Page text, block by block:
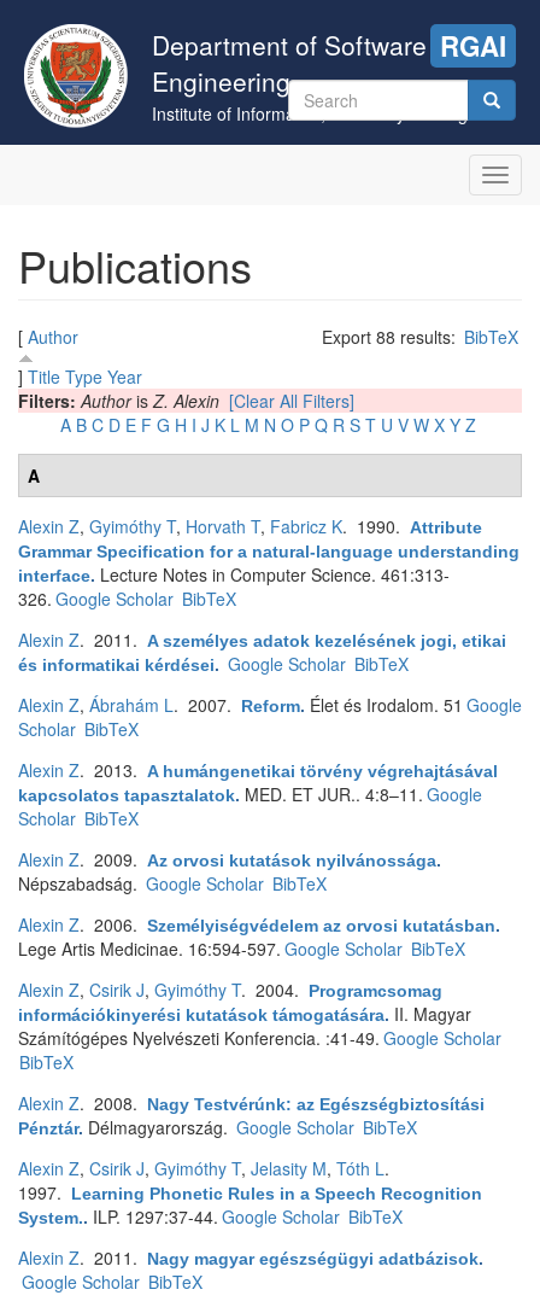
main
content
Department of Software
Engineering
Institute of Informatics, University of Szeged
RGAI
Search
form
Publications
Export 88 results: BibTeX
[ Author
] Title Type Year
Filters:AuthorisZ. Alexin [Clear All Filters]
A B C D E F G H I J K L M N O P Q R S T U V W X Y Z
A
Alexin Z, Gyimóthy T, Horvath T, Fabricz K. 1990. Attribute
Grammar Specification for a natural-language understanding
interface. Lecture Notes in Computer Science. 461:313-
326. Google Scholar BibTeX
Alexin Z. 2011. A személyes adatok kezelésének jogi, etikai
és informatikai kérdései. Google Scholar BibTeX
Alexin Z, Ábrahám L. 2007. Reform. Élet és Irodalom. 51 Google
Scholar BibTeX
Alexin Z. 2013. A humángenetikai törvény végrehajtásával
kapcsolatos tapasztalatok. MED. ET JUR.. 4:8–11. Google
Scholar BibTeX
Alexin Z. 2009. Az orvosi kutatások nyilvánossága.
Népszabadság. Google Scholar BibTeX
Alexin Z. 2006. Személyiségvédelem az orvosi kutatásban.
Lege Artis Medicinae. 16:594-597. Google Scholar BibTeX
Alexin Z, Csirik J, Gyimóthy T. 2004.
Programcsomag
információkinyerési kutatások támogatására. II. Magyar
Számítógépes Nyelvészeti Konferencia. :41-49. Google Scholar
BibTeX
Alexin Z. 2008.
Nagy Testvérúnk: az Egészségbiztosítási
Pénztár. Délmagyarország. Google Scholar BibTeX
Alexin Z, Csirik J, Gyimóthy T, Jelasity M, Tóth L.
1997.
Learning Phonetic Rules in a Speech Recognition
System.. ILP. 1297:37-44. Google Scholar BibTeX
Alexin Z. 2011. Nagy magyar egészségügyi adatbázisok.
Google Scholar BibTeX